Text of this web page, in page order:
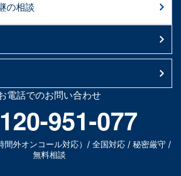
の相談
電話でのお問い合わせ
951-077
外オンコール対応）/ 全国対応 / 秘密厳守 /
無料相談